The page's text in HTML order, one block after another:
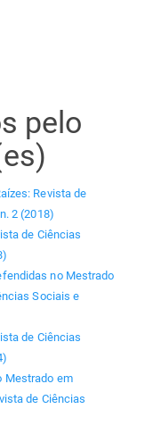
pelo
Revista de
2 (2018)
de Ciências
no Mestrado
Sociais e
de Ciências
Mestrado em
de Ciências